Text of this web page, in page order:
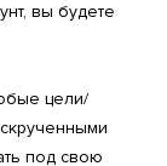
вы будете
цели/
под свою